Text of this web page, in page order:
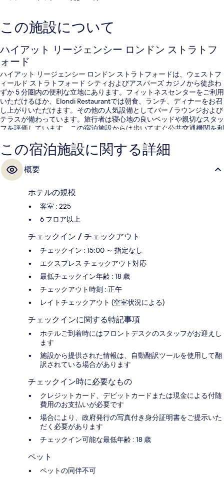
この施設について
ハイアット リージェンシー ロンドン ストラトフ
ォード
ハイアット リージェンシー ロンドン ストラトフォードは、ウェストフ
ィールド ストラトフォード シティおよびアスパーズ カジノから徒歩わ
ずか 5 分圏内の便利な立地にあります。フィットネスセンターをご利用
いただけるほか、Elondi Restaurantでは朝食、ランチ、ディナーをお召
し上がりいただけます。その他の人気設備としてバー / ラウンジおよび
テラスが備わっています。旅行者は寝心地の良いベッドや親切なスタッ
フを評価しています。この宿泊施設からは歩いてすぐ公共交通機関を利
です。
この宿泊施設に関する詳細
概要
ホテルの規模
客室 : 225
6 フロア以上
チェックイン / チェックアウト
チェックイン : 15:00 ～ 指定なし
エクスプレス チェックアウト対応
最低チェックイン年齢 : 18 歳
チェックアウト時刻 : 正午
レイトチェックアウト (空室状況による)
チェックインに関する特記事項
ホテルご到着時にはフロントデスクのスタッフがお迎えし
ます
施設から提供された情報は、自動翻訳ツールを使用して翻
訳されている場合があります
チェックイン時に必要なもの
クレジットカード、デビットカードまたは現金による付随
費用のお支払いが必要です
場合により、政府発行の写真付き身分証明書をご提示いた
だく必要があります
チェックイン可能な最低年齢 : 18 歳
ペット
ペットの同伴不可